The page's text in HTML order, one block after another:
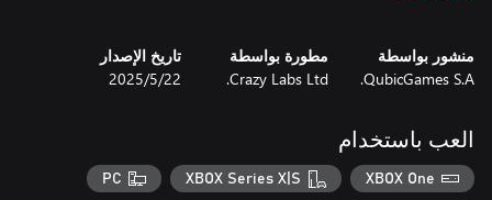
الكوكب. وبفضل التكنولوجيا الفائقة يمكنك إعادتها إلى الحياة وجعلها
-استخراج البلورات القيّمة من تضاريس مختلفة باستخدام بندقية
منشور بواسطة
QubicGames S.A.
مطورة بواسطة
Crazy Labs Ltd.
تاريخ الإصدار
22‏/5‏/2025
العب باستخدام
XBOX One
XBOX Series X|S
PC